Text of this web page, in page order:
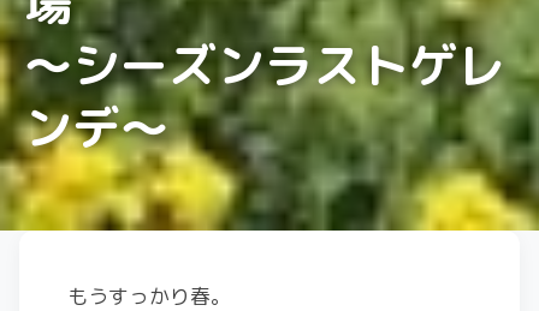
～シーズンラストゲレ
ンデ～
もうすっかり春。